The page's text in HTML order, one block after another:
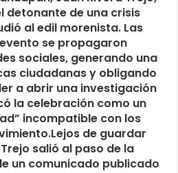
detonante de una crisis
al edil morenista. Las
se propagaron
sociales, generando una
ciudadanas y obligando
a abrir una investigación
la celebración como un
incompatible con los
de guardar
salió al paso de la
un comunicado publicado